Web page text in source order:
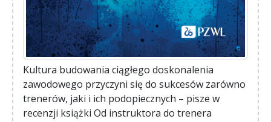
Kultura budowania ciągłego doskonalenia
zawodowego przyczyni się do sukcesów zarówno
trenerów, jaki i ich podopiecznych – pisze w
recenzji książki Od instruktora do trenera